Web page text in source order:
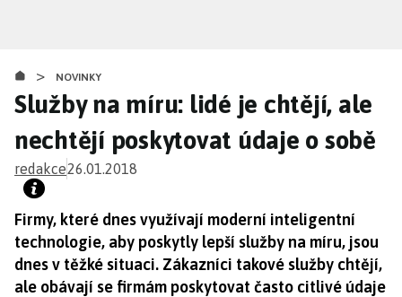
obsahu
> NOVINKY
Služby na míru: lidé je chtějí, ale
nechtějí poskytovat údaje o sobě
redakce26.01.2018
Firmy, které dnes využívají moderní inteligentní
technologie, aby poskytly lepší služby na míru, jsou
dnes v těžké situaci. Zákazníci takové služby chtějí,
ale obávají se firmám poskytovat často citlivé údaje